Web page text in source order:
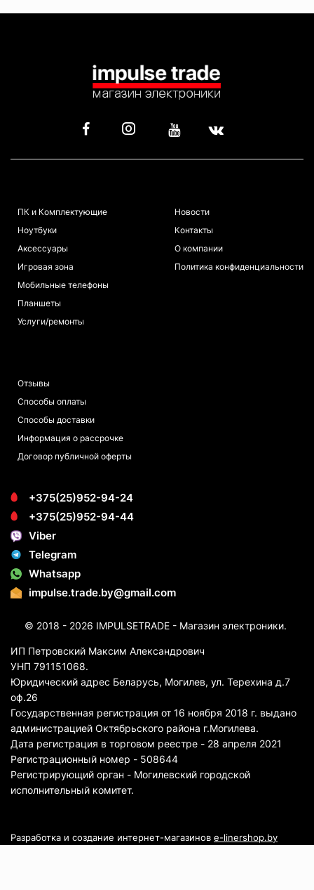
ПК и Комплектующие
Ноутбуки
Аксессуары
Игровая зона
Мобильные телефоны
Планшеты
Услуги/ремонты
Новости
Контакты
О компании
Политика конфиденциальности
Отзывы
Способы оплаты
Способы доставки
Информация о рассрочке
Договор публичной оферты
+375(25)952-94-24
+375(25)952-94-44
Viber
Telegram
Whatsapp
impulse.trade.by@gmail.com
© 2018 - 2026 IMPULSETRADE - Магазин электроники.
ИП Петровский Максим Александрович
УНП 791151068.
Юридический адрес Беларусь, Могилев, ул. Терехина д.7
оф.26
Государственная регистрация от 16 ноября 2018 г. выдано
администрацией Октябрьского района г.Могилева.
Дата регистрация в торговом реестре - 28 апреля 2021
Регистрационный номер - 508644
Регистрирующий орган - Могилевский городской
исполнительный комитет.
Разработка и создание интернет-магазинов e-linershop.by